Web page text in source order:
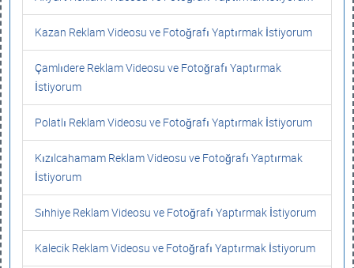
Kazan Reklam Videosu ve Fotoğrafı Yaptırmak İstiyorum
Çamlıdere Reklam Videosu ve Fotoğrafı Yaptırmak
İstiyorum
Polatlı Reklam Videosu ve Fotoğrafı Yaptırmak İstiyorum
Kızılcahamam Reklam Videosu ve Fotoğrafı Yaptırmak
İstiyorum
Sıhhiye Reklam Videosu ve Fotoğrafı Yaptırmak İstiyorum
Kalecik Reklam Videosu ve Fotoğrafı Yaptırmak İstiyorum